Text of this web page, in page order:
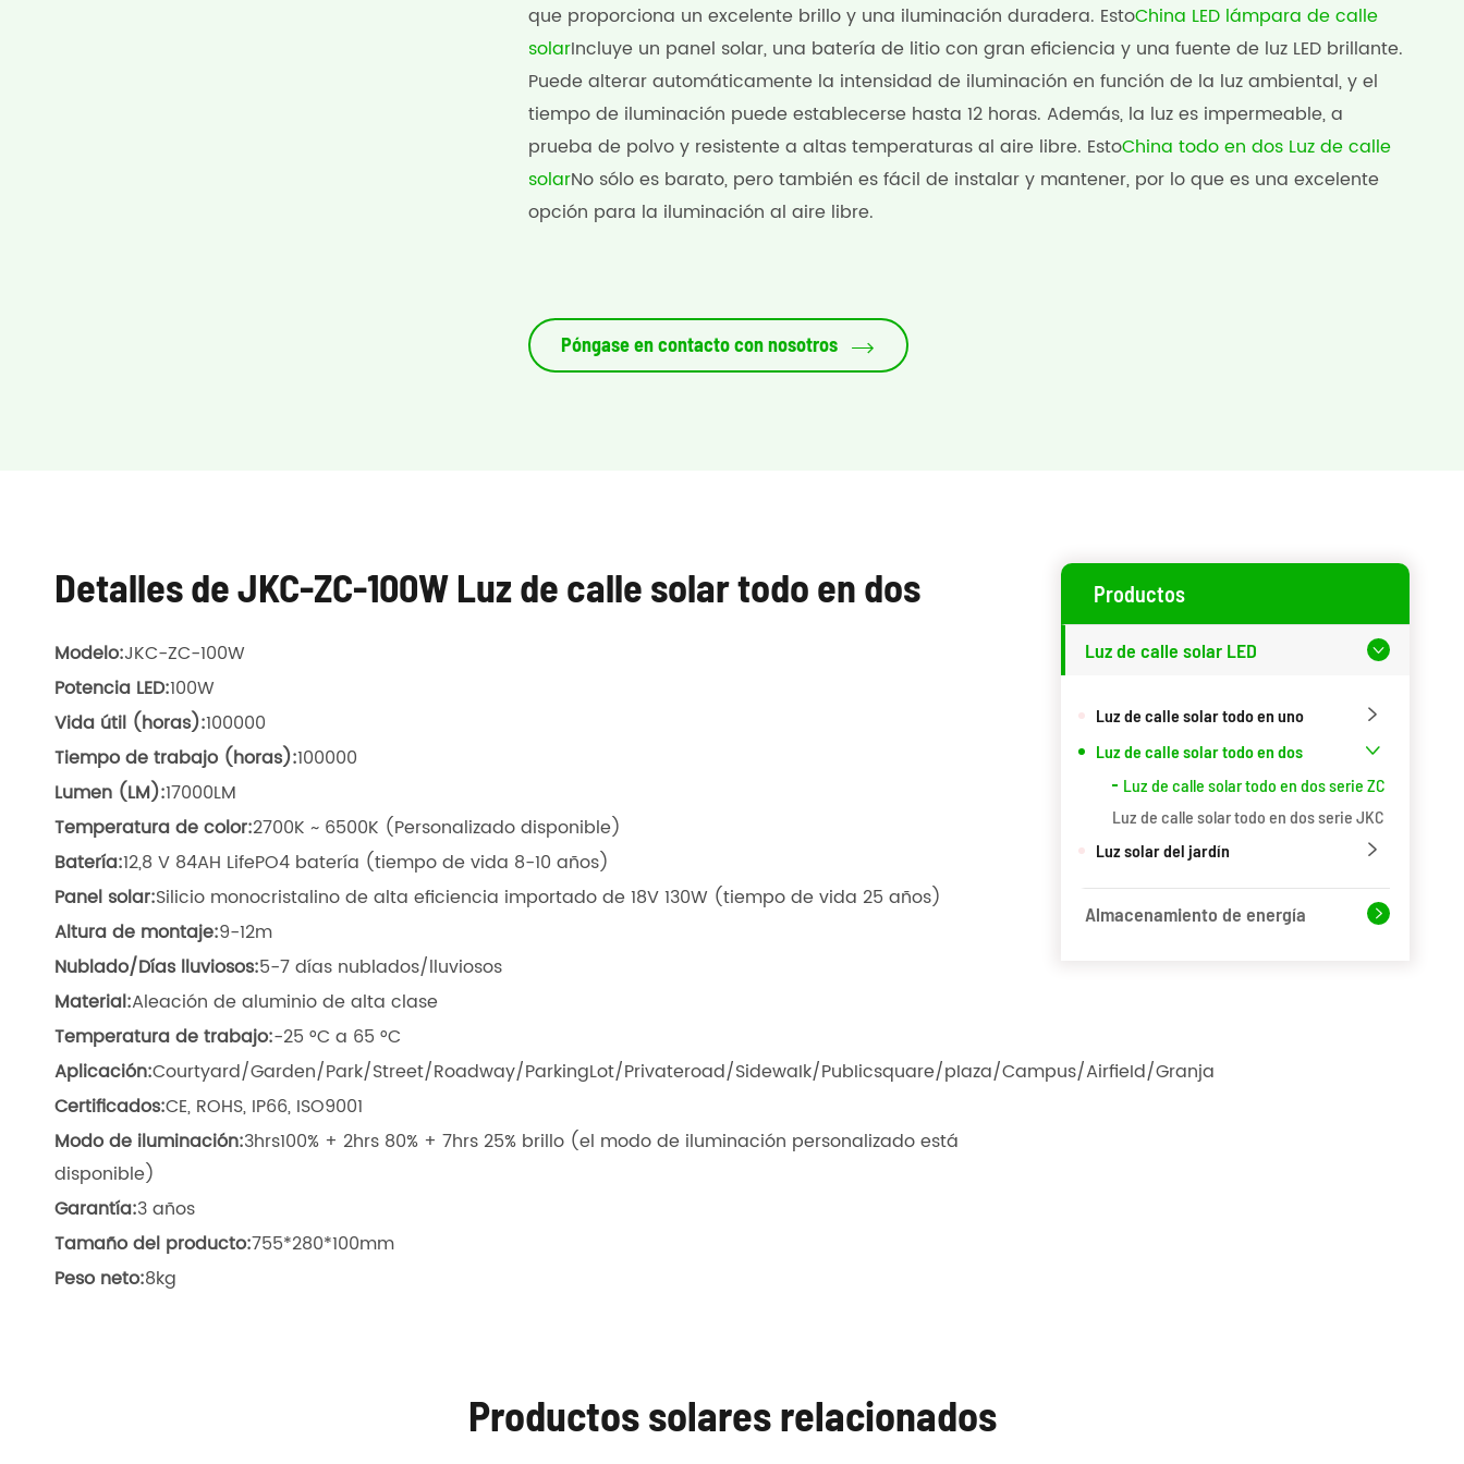
que proporciona un excelente brillo y una iluminación duradera. EstoChina LED lámpara de calle
solarIncluye un panel solar, una batería de litio con gran eficiencia y una fuente de luz LED brillante.
Puede alterar automáticamente la intensidad de iluminación en función de la luz ambiental, y el
tiempo de iluminación puede establecerse hasta 12 horas. Además, la luz es impermeable, a
prueba de polvo y resistente a altas temperaturas al aire libre. EstoChina todo en dos Luz de calle
solarNo sólo es barato, pero también es fácil de instalar y mantener, por lo que es una excelente
opción para la iluminación al aire libre.
Póngase en contacto con nosotros 
Detalles de JKC-ZC-100W Luz de calle solar todo en dos
Modelo:JKC-ZC-100W
Potencia LED:100W
Vida útil (horas):100000
Tiempo de trabajo (horas):100000
Lumen (LM):17000LM
Temperatura de color:2700K ~ 6500K (Personalizado disponible)
Batería:12,8 V 84AH LifePO4 batería (tiempo de vida 8-10 años)
Panel solar:Silicio monocristalino de alta eficiencia importado de 18V 130W (tiempo de vida 25 años)
Altura de montaje:9-12m
Nublado/Días lluviosos:5-7 días nublados/lluviosos
Material:Aleación de aluminio de alta clase
Temperatura de trabajo:-25 °C a 65 °C
Aplicación:Courtyard/Garden/Park/Street/Roadway/ParkingLot/Privateroad/SidewaIk/PubIicsquare/pIaza/Campus/AirfieId/Granja
Certificados:CE, ROHS, IP66, ISO9001
Modo de iluminación:3hrs100% + 2hrs 80% + 7hrs 25% brillo (el modo de iluminación personalizado está
disponible)
Garantía:3 años
Tamaño del producto:755*280*100mm
Peso neto:8kg
Productos
Luz de calle solar LED 
Luz de calle solar todo en uno 
Luz de calle solar todo en dos 
Luz de calle solar todo en dos serie ZC
Luz de calle solar todo en dos serie JKC
Luz solar del jardín

Almacenamiento de energía 
Productos solares relacionados